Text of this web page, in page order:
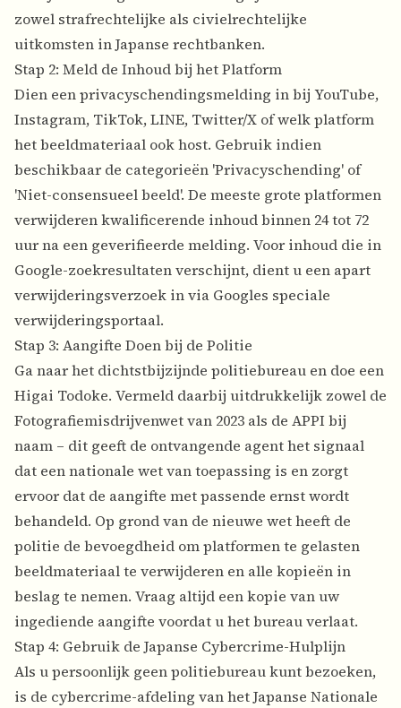
zowel strafrechtelijke als civielrechtelijke
uitkomsten in Japanse rechtbanken.
Stap 2: Meld de Inhoud bij het Platform
Dien een privacyschendingsmelding in bij YouTube,
Instagram, TikTok, LINE, Twitter/X of welk platform
het beeldmateriaal ook host. Gebruik indien
beschikbaar de categorieën 'Privacyschending' of
'Niet-consensueel beeld'. De meeste grote platformen
verwijderen kwalificerende inhoud binnen 24 tot 72
uur na een geverifieerde melding. Voor inhoud die in
Google-zoekresultaten verschijnt, dient u een apart
verwijderingsverzoek in via Googles speciale
verwijderingsportaal.
Stap 3: Aangifte Doen bij de Politie
Ga naar het dichtstbijzijnde politiebureau en doe een
Higai Todoke. Vermeld daarbij uitdrukkelijk zowel de
Fotografiemisdrijvenwet van 2023 als de APPI bij
naam – dit geeft de ontvangende agent het signaal
dat een nationale wet van toepassing is en zorgt
ervoor dat de aangifte met passende ernst wordt
behandeld. Op grond van de nieuwe wet heeft de
politie de bevoegdheid om platformen te gelasten
beeldmateriaal te verwijderen en alle kopieën in
beslag te nemen. Vraag altijd een kopie van uw
ingediende aangifte voordat u het bureau verlaat.
Stap 4: Gebruik de Japanse Cybercrime-Hulplijn
Als u persoonlijk geen politiebureau kunt bezoeken,
is de cybercrime-afdeling van het Japanse Nationale